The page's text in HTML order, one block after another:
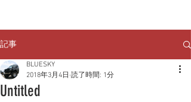
記事
Untitled
BLUESKY
2018年3月4日 読了時間: 1分